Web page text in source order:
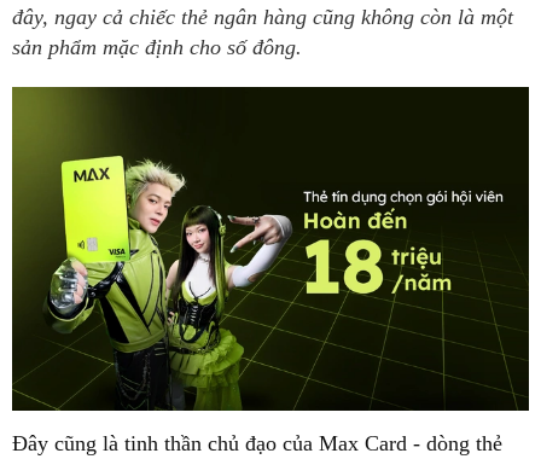
đây, ngay cả chiếc thẻ ngân hàng cũng không còn là một
sản phẩm mặc định cho số đông.
Đây cũng là tinh thần chủ đạo của Max Card - dòng thẻ